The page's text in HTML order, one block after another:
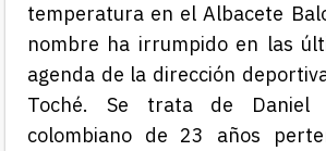
temperatura en el Albacete
nombre ha irrumpido en las
agenda de la dirección
Toché. Se trata de Daniel
colombiano de 23 años